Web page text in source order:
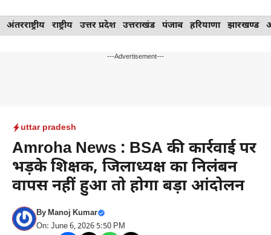
Skip
to
अंतरराष्ट्रीय राष्ट्रीय उत्तर प्रदेश उत्तराखंड पंजाब हरियाणा झारखण्ड
---Advertisement---
uttar pradesh
Amroha News : BSA की कार्रवाई पर
भड़के शिक्षक, जिलाध्यक्ष का निलंबन
वापस नहीं हुआ तो होगा बड़ा आंदोलन
ByManoj Kumar
On: June 6, 2026 5:50 PM